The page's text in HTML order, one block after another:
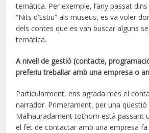
temàtica. Per exemple, l’any passat
“Nits d’Estiu” als museus, es va voler
dels contes que es van buscar alguns
temàtica.
A nivell de gestió (contacte,
preferiu treballar amb una empresa o
Particularment, ens agrada més el
narrador. Primerament, per una qüestió
Malhauradament tothom està passant
el fet de contactar amb una empresa fa